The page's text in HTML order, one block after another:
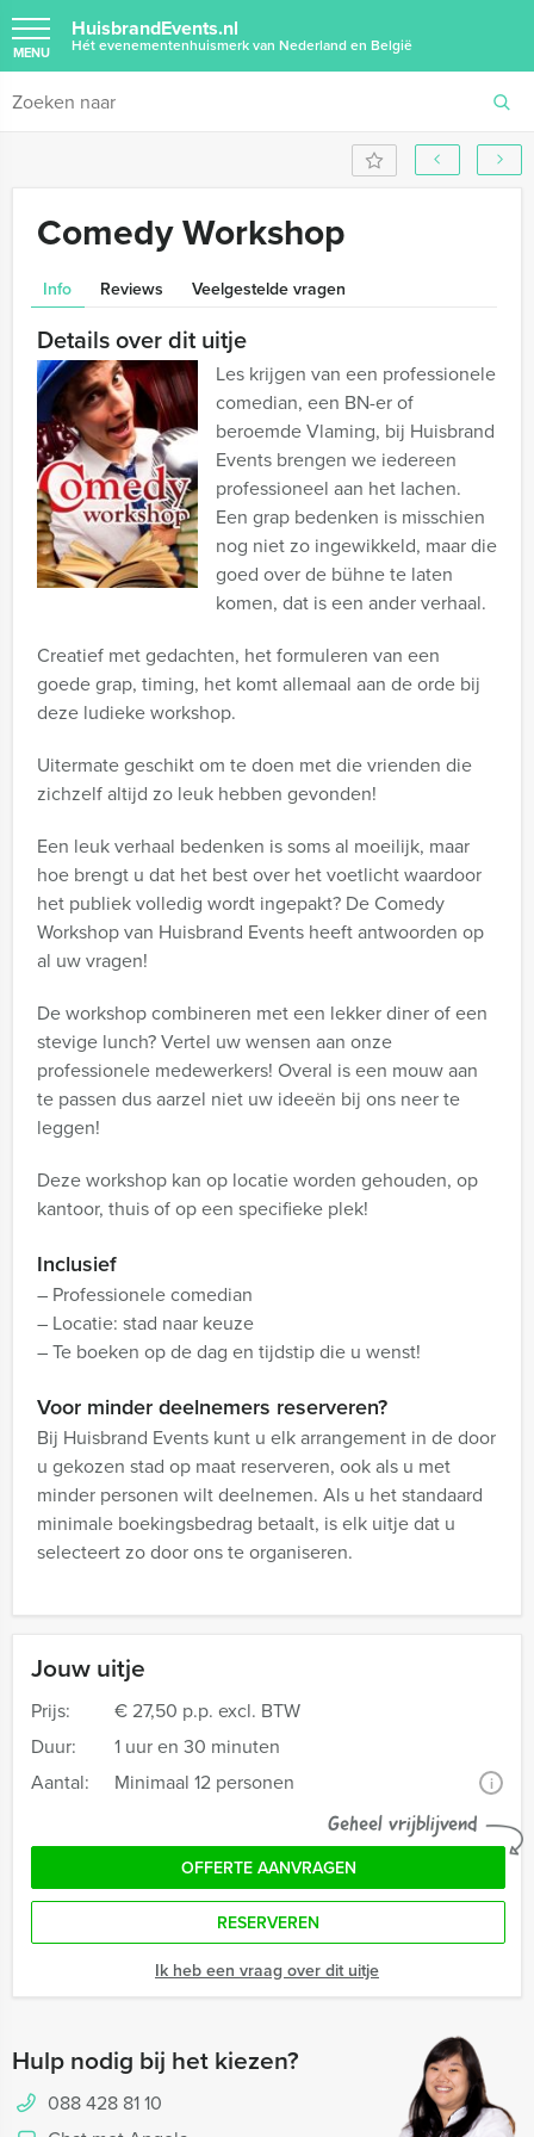
HuisbrandEvents.nl
Hét evenementenhuismerk van Nederland en België
MENU
Jouw uitje
Prijs:
€ 27,50 p.p. excl. BTW
Duur:
1 uur en 30 minuten
Aantal:
Minimaal 12 personen i
Geheel vrijblijvend
OFFERTE AANVRAGEN
RESERVEREN
Ik heb een vraag over dit uitje
Hulp nodig bij het kiezen?
088 428 81 10
Comedy Workshop
Info Reviews Veelgestelde vragen
Details over dit uitje
Les krijgen van een professionele
comedian, een BN-er of
beroemde Vlaming, bij Huisbrand
Events brengen we iedereen
professioneel aan het lachen.
Een grap bedenken is misschien
nog niet zo ingewikkeld, maar die
goed over de bühne te laten
komen, dat is een ander verhaal.
Creatief met gedachten, het formuleren van een
goede grap, timing, het komt allemaal aan de orde bij
deze ludieke workshop.
Uitermate geschikt om te doen met die vrienden die
zichzelf altijd zo leuk hebben gevonden!
Een leuk verhaal bedenken is soms al moeilijk, maar
hoe brengt u dat het best over het voetlicht waardoor
het publiek volledig wordt ingepakt? De Comedy
Workshop van Huisbrand Events heeft antwoorden op
al uw vragen!
De workshop combineren met een lekker diner of een
stevige lunch? Vertel uw wensen aan onze
professionele medewerkers! Overal is een mouw aan
te passen dus aarzel niet uw ideeën bij ons neer te
leggen!
Deze workshop kan op locatie worden gehouden, op
kantoor, thuis of op een specifieke plek!
Inclusief
– Professionele comedian
– Locatie: stad naar keuze
– Te boeken op de dag en tijdstip die u wenst!
Voor minder deelnemers reserveren?
Bij Huisbrand Events kunt u elk arrangement in de door
u gekozen stad op maat reserveren, ook als u met
minder personen wilt deelnemen. Als u het standaard
minimale boekingsbedrag betaalt, is elk uitje dat u
selecteert zo door ons te organiseren.